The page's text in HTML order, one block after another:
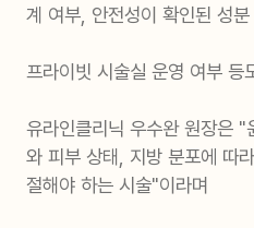
계 여부, 안전성이 확인된 성분
프라이빗 시술실 운영 여부 등
유라인클리닉 우수완 원장은 "
와 피부 상태, 지방 분포에 따
절해야 하는 시술"이라며